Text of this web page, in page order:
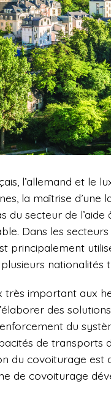
l’allemand et le
la maîtrise d’une
du secteur de
Dans les
principalement
nationalités
important aux
des
du
de transports
du covoiturage est
de covoiturage